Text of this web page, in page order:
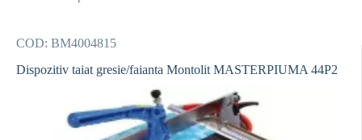
COD: BM4004815
Dispozitiv taiat gresie/faianta Montolit MASTERPIUMA 44P2